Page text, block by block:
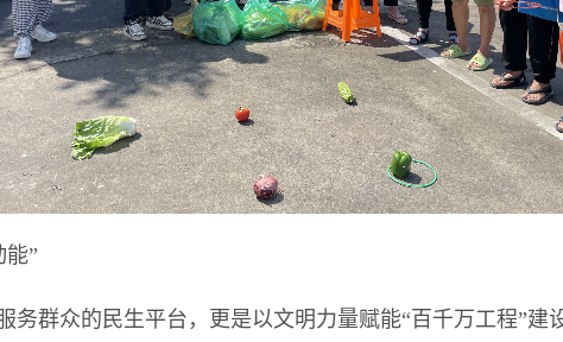
”
群众的民生平台，更是以文明力量赋能“百千万工程”建